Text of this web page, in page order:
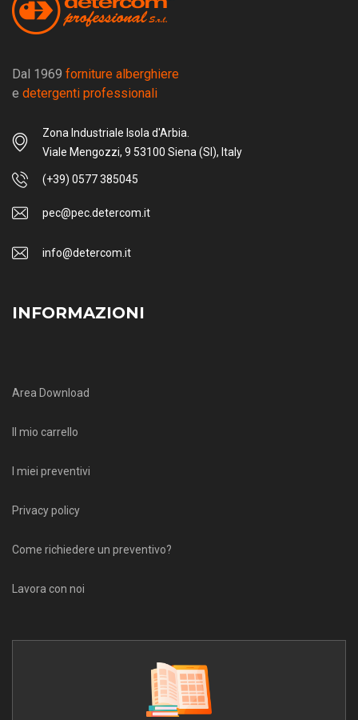
Dal 1969 forniture alberghiere
e detergenti professionali
Zona Industriale Isola d'Arbia.
Viale Mengozzi, 9 53100 Siena (SI), Italy
(+39) 0577 385045
pec@pec.detercom.it
info@detercom.it
INFORMAZIONI
Area Download
Il mio carrello
I miei preventivi
Privacy policy
Come richiedere un preventivo?
Lavora con noi